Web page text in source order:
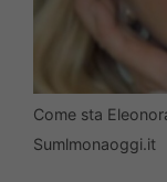
Come sta
Sumlmonaoggi.it